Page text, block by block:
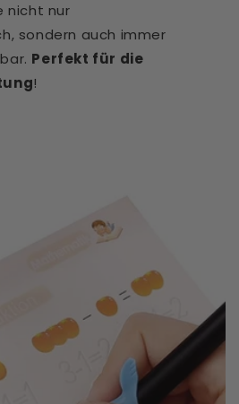
nicht nur
sondern auch immer
Perfekt für die
!